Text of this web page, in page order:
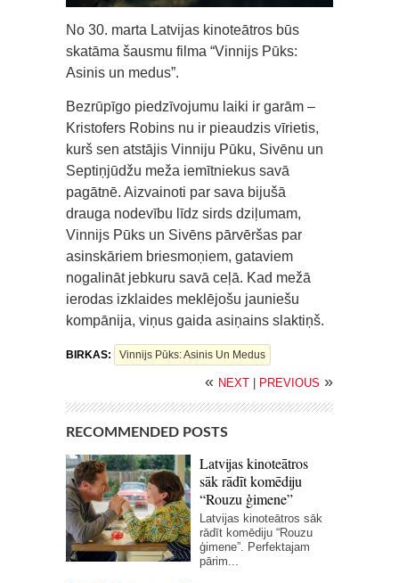
No 30. marta Latvijas kinoteātros būs
skatāma šausmu filma “Vinnijs Pūks:
Asinis un medus”.
Bezrūpīgo piedzīvojumu laiki ir garām –
Kristofers Robins nu ir pieaudzis vīrietis,
kurš sen atstājis Vinniju Pūku, Sivēnu un
Septiņjūdžu meža iemītniekus savā
pagātnē. Aizvainoti par sava bijušā
drauga nodevību līdz sirds dziļumam,
Vinnijs Pūks un Sivēns pārvēršas par
asinskāriem briesmoņiem, gataviem
nogalināt jebkuru savā ceļā. Kad mežā
ierodas izklaides meklējošu jauniešu
kompānija, viņus gaida asiņains slaktiņš.
BIRKAS: Vinnijs Pūks: Asinis Un Medus
« NEXT PREVIOUS »
RECOMMENDED POSTS
Latvijas kinoteātros
sāk rādīt komēdiju
“Rouzu ģimene”
Latvijas kinoteātros sāk
rādīt komēdiju “Rouzu
ģimene”. Perfektajam
pārim...